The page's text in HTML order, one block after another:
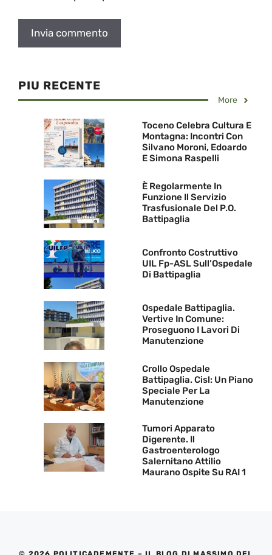
PIU RECENTE
More
Toceno Celebra Cultura E
Montagna: Incontri Con
Silvano Moroni, Edoardo
E Simona Raspelli
È Regolarmente In
Funzione Il Servizio
Trasfusionale Del P.O.
Battipaglia
Confronto Costruttivo
UIL Fp-ASL Sull’Ospedale
Di Battipaglia
Ospedale Battipaglia.
Vertive In Comune:
Proseguono I Lavori Di
Manutenzione
Crollo Ospedale
Battipaglia. Cisl: Un Piano
Speciale Per La
Manutenzione
Tumori Apparato
Digerente. Il
Gastroenterologo
Salernitano Attilio
Maurano Ospite Su RAI 1